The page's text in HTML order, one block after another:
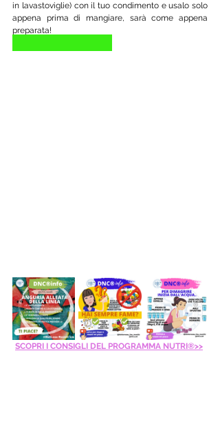
in lavastoviglie) con il tuo condimento e usalo solo
appena prima di mangiare, sarà come appena
preparata!
SCOPRI I CONSIGLI DEL PROGRAMMA NUTRI®>>